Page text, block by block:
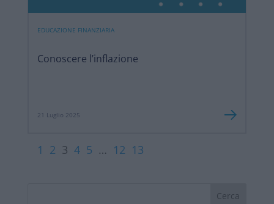
EDUCAZIONE FINANZIARIA
Conoscere l’inflazione
21 Luglio 2025
1 2 3 4 5 … 12 13